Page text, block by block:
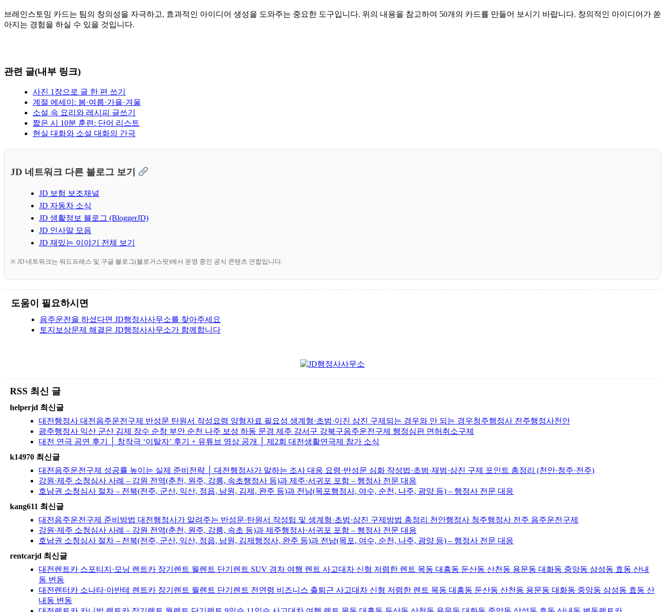
브레인스토밍 카드는 팀의 창의성을 자극하고, 효과적인 아이디어 생성을 도와주는 중요한 도구입니다. 위의 내용을 참고하여 50개의 카드를 만들어 보시기 바랍니다. 창의적인 아이디어가 쏟
아지는 경험을 하실 수 있을 것입니다.
관련 글(내부 링크)
사진 1장으로 글 한 편 쓰기
계절 에세이: 봄·여름·가을·겨울
소설 속 요리와 레시피 글쓰기
짧은 시 10분 훈련: 단어 리스트
현실 대화와 소설 대화의 간극
JD 네트워크 다른 블로그 보기
JD 보험 보조채널
JD 자동차 소식
JD 생활정보 블로그 (BloggerJD)
JD 인사말 모음
JD 재밌는 이야기 전체 보기
※ JD 네트워크는 워드프레스 및 구글 블로그(블로거스팟)에서 운영 중인 공식 콘텐츠 연합입니다.
도움이 필요하시면
음주운전을 하셨다면 JD행정사사무소를 찾아주세요
토지보상문제 해결은 JD행정사사무소가 함께합니다
RSS 최신 글
helperjd 최신글
대전행정사 대전음주운전구제 반성문 탄원서 작성요령 양형자료 필요성 생계형·초범·이진 삼진 구제되는 경우와 안 되는 경우청주행정사 전주행정사천안
광주행정사 익산 군산 김제 장수 순창 부안 순천 나주 보성 하동 문경 제주 강서구 강북구음주운전구제 행정심판 면허취소구제
대전 연극 공연 후기 │ 창작극 ‘이탈자’ 후기 + 유튜브 영상 공개 │ 제2회 대전생활연극제 참가 소식
k14970 최신글
대전음주운전구제 성공률 높이는 실제 준비전략 │ 대전행정사가 말하는 조사 대응 요령·반성문 심화 작성법·초범·재범·삼진 구제 포인트 총정리 (천안·청주·전주)
강원·제주 소청심사 사례 – 강원 전역(춘천, 원주, 강릉, 속초행정사 등)과 제주·서귀포 포함 – 행정사 전문 대응
호남권 소청심사 절차 – 전북(전주, 군산, 익산, 정읍, 남원, 김제, 완주 등)과 전남(목포행정사, 여수, 순천, 나주, 광양 등) – 행정사 전문 대응
kang611 최신글
대전음주운전구제 준비방법 대전행정사가 알려주는 반성문·탄원서 작성팁 및 생계형·초범·삼진 구제방법 총정리 천안행정사 청주행정사 전주 음주운전구제
강원·제주 소청심사 사례 – 강원 전역(춘천, 원주, 강릉, 속초 등)과 제주행정사·서귀포 포함 – 행정사 전문 대응
호남권 소청심사 절차 – 전북(전주, 군산, 익산, 정읍, 남원, 김제행정사, 완주 등)과 전남(목포, 여수, 순천, 나주, 광양 등) – 행정사 전문 대응
rentcarjd 최신글
대전렌트카 스포티지·모닝 렌트카 장기렌트 월렌트 단기렌트 SUV 경차 여행 렌트 사고대차 신형 저렴한 렌트 목동 대흥동 둔산동 산천동 용문동 대화동 중앙동 삼성동 효동 산내
동 변동
대전렌터카 소나타·아반테 렌트카 장기렌트 월렌트 단기렌트 전연령 비즈니스 출퇴근 사고대차 신형 저렴한 렌트 목동 대흥동 둔산동 산천동 용문동 대화동 중앙동 삼성동 효동 산
내동 변동